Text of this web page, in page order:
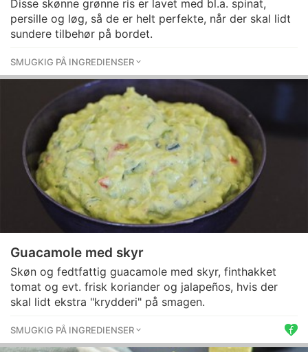
Disse skønne grønne ris er lavet med bl.a. spinat,
persille og løg, så de er helt perfekte, når der skal lidt
sundere tilbehør på bordet.
SMUGKIG PÅ INGREDIENSER
Guacamole med skyr
Skøn og fedtfattig guacamole med skyr, finthakket
tomat og evt. frisk koriander og jalapeños, hvis der
skal lidt ekstra "krydderi" på smagen.
SMUGKIG PÅ INGREDIENSER